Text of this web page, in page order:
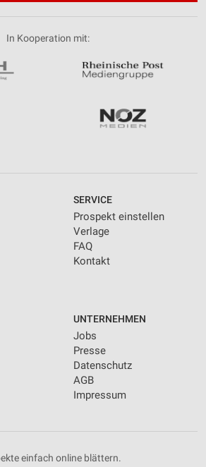
In Kooperation mit:
SERVICE
Prospekt einstellen
Verlage
FAQ
Kontakt
UNTERNEHMEN
Jobs
Presse
Datenschutz
AGB
Impressum
einfach online blättern.